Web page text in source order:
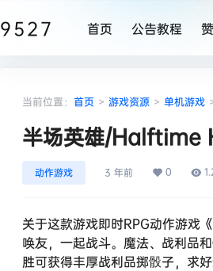
9527 首页 公告教程
当前位置： 首页 > 游戏资源 > 单机游戏
半场英雄/Halftime
动作游戏 3 年前 0
关于这款游戏即时RPG动作游戏
唤友，一起战斗。魔法、战利品
胜可获得丰厚战利品掷骰子，求